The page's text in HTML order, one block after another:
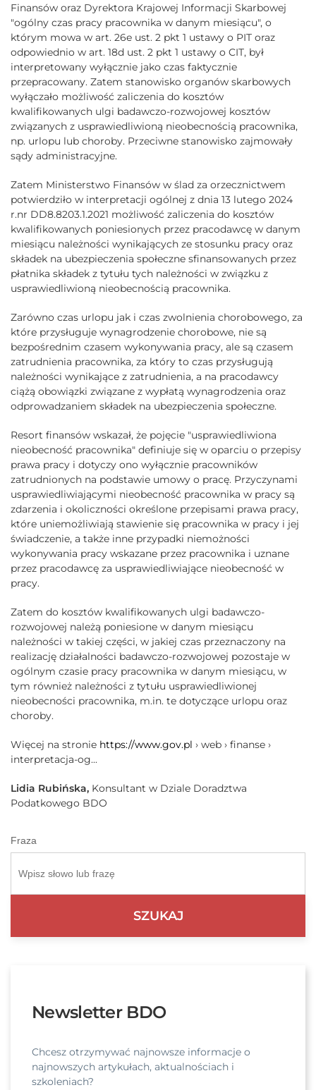
Finansów oraz Dyrektora Krajowej Informacji Skarbowej
"ogólny czas pracy pracownika w danym miesiącu", o
którym mowa w art. 26e ust. 2 pkt 1 ustawy o PIT oraz
odpowiednio w art. 18d ust. 2 pkt 1 ustawy o CIT, był
interpretowany wyłącznie jako czas faktycznie
przepracowany. Zatem stanowisko organów skarbowych
wyłączało możliwość zaliczenia do kosztów
kwalifikowanych ulgi badawczo-rozwojowej kosztów
związanych z usprawiedliwioną nieobecnością pracownika,
np. urlopu lub choroby. Przeciwne stanowisko zajmowały
sądy administracyjne.
Zatem Ministerstwo Finansów w ślad za orzecznictwem
potwierdziło w interpretacji ogólnej z dnia 13 lutego 2024
r.nr DD8.8203.1.2021 możliwość zaliczenia do kosztów
kwalifikowanych poniesionych przez pracodawcę w danym
miesiącu należności wynikających ze stosunku pracy oraz
składek na ubezpieczenia społeczne sfinansowanych przez
płatnika składek z tytułu tych należności w związku z
usprawiedliwioną nieobecnością pracownika.
Zarówno czas urlopu jak i czas zwolnienia chorobowego, za
które przysługuje wynagrodzenie chorobowe, nie są
bezpośrednim czasem wykonywania pracy, ale są czasem
zatrudnienia pracownika, za który to czas przysługują
należności wynikające z zatrudnienia, a na pracodawcy
ciążą obowiązki związane z wypłatą wynagrodzenia oraz
odprowadzaniem składek na ubezpieczenia społeczne.
Resort finansów wskazał, że pojęcie "usprawiedliwiona
nieobecność pracownika" definiuje się w oparciu o przepisy
prawa pracy i dotyczy ono wyłącznie pracowników
zatrudnionych na podstawie umowy o pracę. Przyczynami
usprawiedliwiającymi nieobecność pracownika w pracy są
zdarzenia i okoliczności określone przepisami prawa pracy,
które uniemożliwiają stawienie się pracownika w pracy i jej
świadczenie, a także inne przypadki niemożności
wykonywania pracy wskazane przez pracownika i uznane
przez pracodawcę za usprawiedliwiające nieobecność w
pracy.
Zatem do kosztów kwalifikowanych ulgi badawczo-
rozwojowej należą poniesione w danym miesiącu
należności w takiej części, w jakiej czas przeznaczony na
realizację działalności badawczo-rozwojowej pozostaje w
ogólnym czasie pracy pracownika w danym miesiącu, w
tym również należności z tytułu usprawiedliwionej
nieobecności pracownika, m.in. te dotyczące urlopu oraz
choroby.
Więcej na stronie https://www.gov.pl › web › finanse ›
interpretacja-og...
Lidia Rubińska, Konsultant w Dziale Doradztwa
Podatkowego BDO
Fraza
Newsletter BDO
Chcesz otrzymywać najnowsze informacje o
najnowszych artykułach, aktualnościach i
szkoleniach?